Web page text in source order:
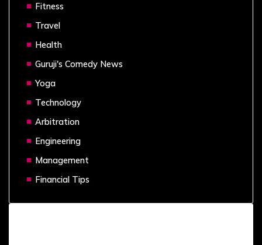
Fitness
Travel
Health
Guruji's Comedy News
Yoga
Technology
Arbitration
Engineering
Management
Financial Tips